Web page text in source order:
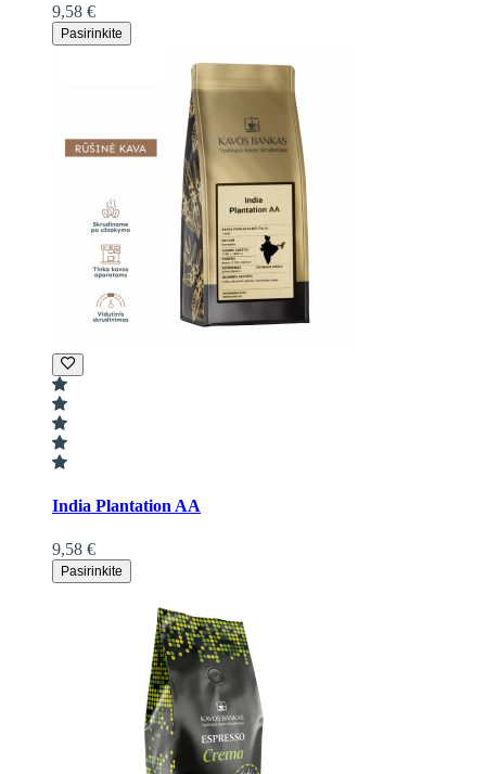
9,58 €
Pasirinkite
India Plantation AA
9,58 €
Pasirinkite